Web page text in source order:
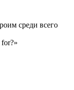
среди всего